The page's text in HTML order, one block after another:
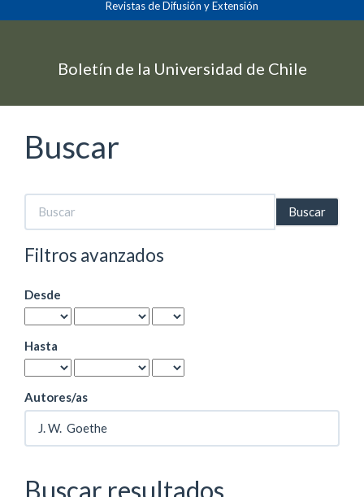
principal
Barra
Revistas de Difusión y Extensión
Boletín de la Universidad de Chile
Buscar
Buscar
artículos
por
Filtros avanzados
Desde
Hasta
Autores/as
Buscar resultados